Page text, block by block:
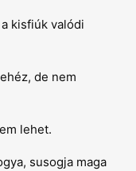
kisfiúk valódi
de nem
lehet.
susogja maga